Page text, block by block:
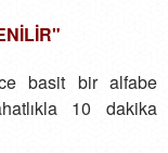
basit bir alfabe
10 dakika